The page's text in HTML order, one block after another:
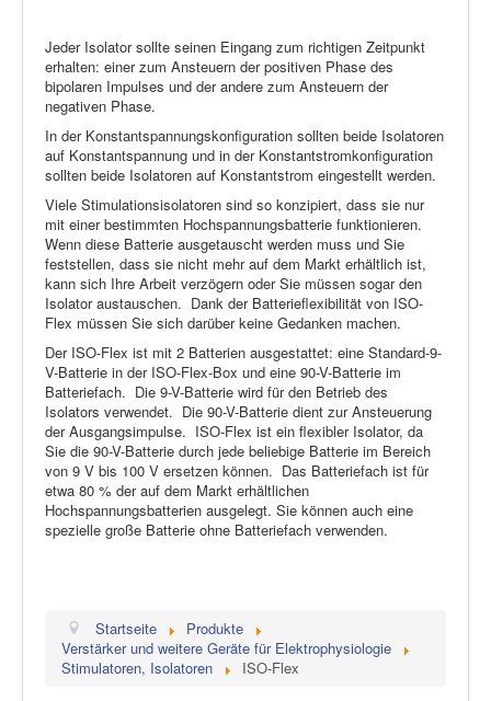
Jeder Isolator sollte seinen Eingang zum richtigen Zeitpunkt
erhalten: einer zum Ansteuern der positiven Phase des
bipolaren Impulses und der andere zum Ansteuern der
negativen Phase.
In der Konstantspannungskonfiguration sollten beide Isolatoren
auf Konstantspannung und in der Konstantstromkonfiguration
sollten beide Isolatoren auf Konstantstrom eingestellt werden.
Viele Stimulationsisolatoren sind so konzipiert, dass sie nur
mit einer bestimmten Hochspannungsbatterie funktionieren.
Wenn diese Batterie ausgetauscht werden muss und Sie
feststellen, dass sie nicht mehr auf dem Markt erhältlich ist,
kann sich Ihre Arbeit verzögern oder Sie müssen sogar den
Isolator austauschen. Dank der Batterieflexibilität von ISO-
Flex müssen Sie sich darüber keine Gedanken machen.
Der ISO-Flex ist mit 2 Batterien ausgestattet: eine Standard-9-
V-Batterie in der ISO-Flex-Box und eine 90-V-Batterie im
Batteriefach. Die 9-V-Batterie wird für den Betrieb des
Isolators verwendet. Die 90-V-Batterie dient zur Ansteuerung
der Ausgangsimpulse. ISO-Flex ist ein flexibler Isolator, da
Sie die 90-V-Batterie durch jede beliebige Batterie im Bereich
von 9 V bis 100 V ersetzen können. Das Batteriefach ist für
etwa 80 % der auf dem Markt erhältlichen
Hochspannungsbatterien ausgelegt. Sie können auch eine
spezielle große Batterie ohne Batteriefach verwenden.
Startseite
Produkte
Verstärker und weitere Geräte für Elektrophysiologie
Stimulatoren, Isolatoren
ISO-Flex